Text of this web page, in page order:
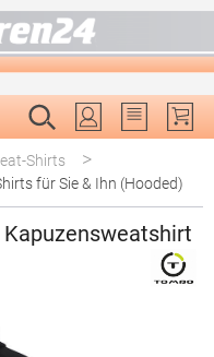
Du hast 0
Shirts >
für Sie & Ihn (Hooded)